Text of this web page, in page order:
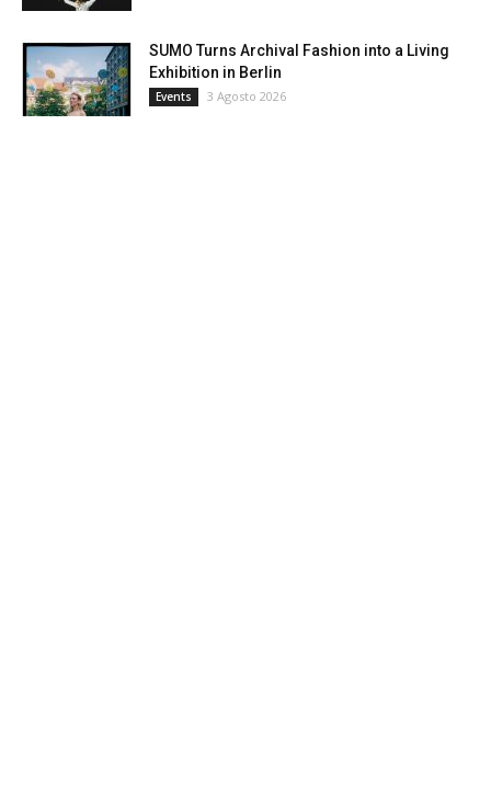
SUMO Turns Archival Fashion into a Living
Exhibition in Berlin
Events 3 Agosto 2026